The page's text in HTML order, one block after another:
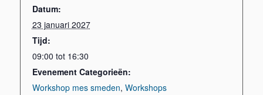
Datum:
23 januari 2027
Tijd:
09:00 tot 16:30
Evenement Categorieën:
Workshop mes smeden, Workshops